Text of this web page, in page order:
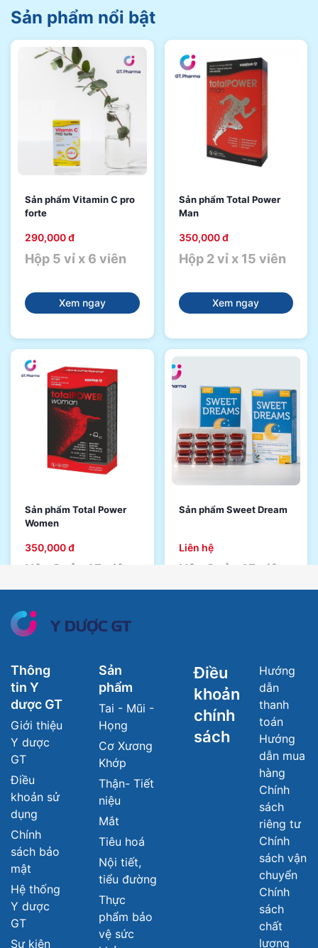
Sản phẩm nổi bật
Sản phẩm Vitamin C pro
forte
290,000 đ
Hộp 5 vỉ x 6 viên
Xem ngay
Sản phẩm Total Power
Man
350,000 đ
Hộp 2 vỉ x 15 viên
Xem ngay
Sản phẩm Total Power
Women
350,000 đ
Hộp 2 vỉ x 15 viên
Sản phẩm Sweet Dream
Liên hệ
Hộp 2 vỉ x 15 viên
Sản phẩm viên uống bổ
não Wellmemo
Liên hệ
Hộp 2 vỉ x 15 viên
Xem ngay
Hộp 2 lọ x 30 viên
Thông
tin Y
dược GT
Giới thiệu
Y dược
GT
Điều
khoản sử
dụng
Chính
sách bảo
mật
Hệ thống
Y dược
GT
Sự kiện
Sản
phẩm
Tai - Mũi -
Họng
Cơ Xương
Khớp
Thận- Tiết
niệu
Mắt
Tiêu hoá
Nội tiết,
tiểu đường
Thực
phẩm bảo
vệ sức
Điều
khoản
chính
sách
Hướng
dẫn
thanh
toán
Hướng
dẫn mua
hàng
Chính
sách
riêng tư
Chính
sách vận
chuyển
Chính
sách
chất
lượng